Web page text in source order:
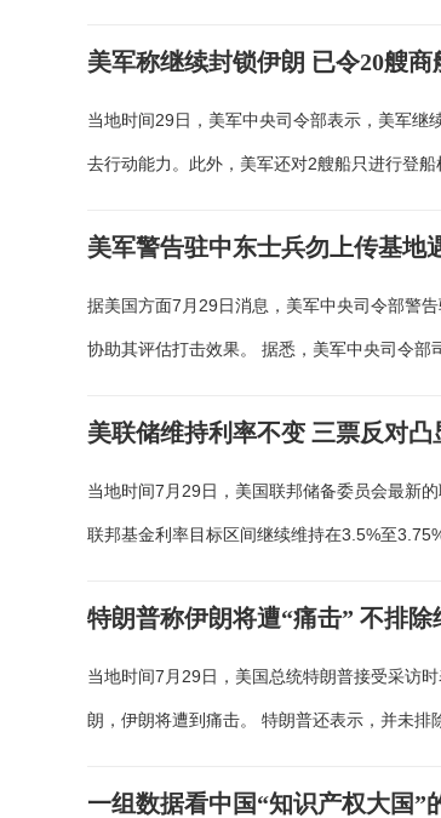
美军称继续封锁伊朗 已令20艘
当地时间29日，美军中央司令部表示，美军继
去行动能力。此外，美军还对2艘船只进行登船
美军警告驻中东士兵勿上传基地
据美国方面7月29日消息，美军中央司令部警
协助其评估打击效果。 据悉，美军中央司令部
美联储维持利率不变 三票反对凸
当地时间7月29日，美国联邦储备委员会最新
联邦基金利率目标区间继续维持在3.5%至
特朗普称伊朗将遭“痛击” 不排
当地时间7月29日，美国总统特朗普接受采访
朗，伊朗将遭到痛击。 特朗普还表示，并未排
一组数据看中国“知识产权大国”